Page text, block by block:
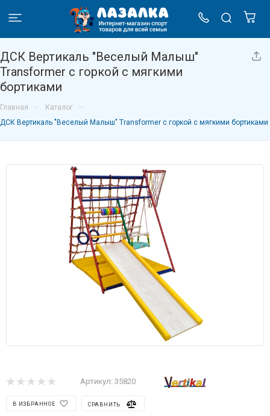
ДСК Вертикаль "Веселый Малыш"
Transformer с горкой с мягкими
бортиками
Главная – Каталог –
ДСК Вертикаль "Веселый Малыш" Transformer с горкой с мягкими бортиками
Артикул: 35820
В ИЗБРАННОЕ СРАВНИТЬ